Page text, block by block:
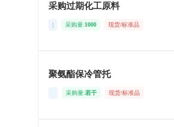
采购过期化工原料
采购量:1000 现货/标准品
聚氨酯保冷管托
采购量:若干 现货/标准品